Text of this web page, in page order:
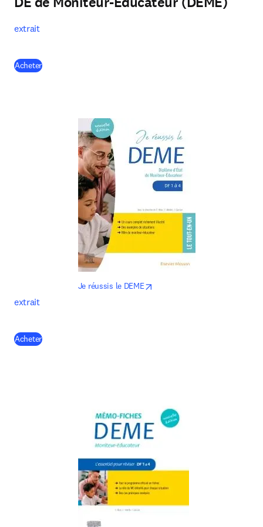
extrait
Acheter(
Je réussis le DEME
extrait
Acheter(